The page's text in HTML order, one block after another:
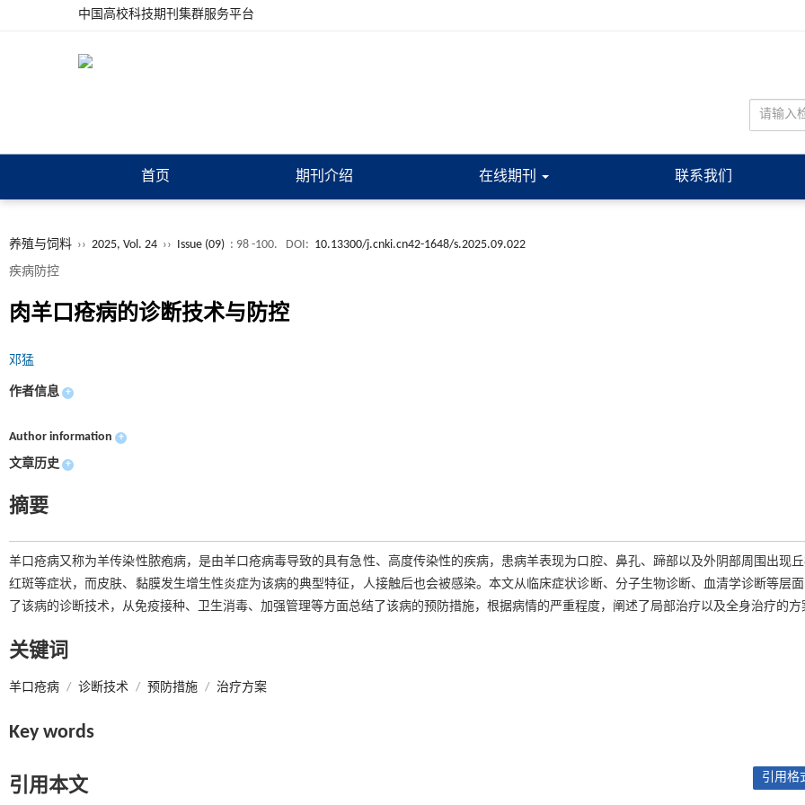
中国高校科技期刊集群服务平台
首页 期刊介绍 在线期刊 联系我们
养殖与饲料 ›› 2025, Vol. 24 ›› Issue (09) : 98 -100. DOI: 10.13300/j.cnki.cn42-1648/s.2025.09.022
疾病防控
肉羊口疮病的诊断技术与防控
邓猛
作者信息 +
Author information +
文章历史 +
摘要
羊口疮病又称为羊传染性脓疱病，是由羊口疮病毒导致的具有急性、高度传染性的疾病，患病羊表现为口腔、鼻孔、蹄部以及外阴部周围出现
红斑等症状，而皮肤、黏膜发生增生性炎症为该病的典型特征，人接触后也会被感染。本文从临床症状诊断、分子生物诊断、血清学诊断等层
了该病的诊断技术，从免疫接种、卫生消毒、加强管理等方面总结了该病的预防措施，根据病情的严重程度，阐述了局部治疗以及全身治疗的方
关键词
羊口疮病 / 诊断技术 / 预防措施 / 治疗方案
Key words
引用本文 引用格